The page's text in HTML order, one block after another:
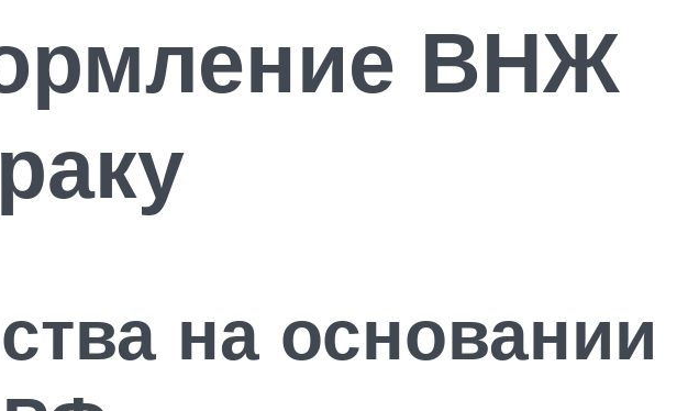
ВНЖ
на основании